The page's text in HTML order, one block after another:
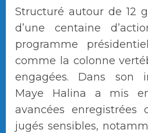
Structuré autour de 12
d’une centaine
programme
comme la colonne
engagées. Dans son
Maye Halina a mis
avancées enregistrées
jugés sensibles,